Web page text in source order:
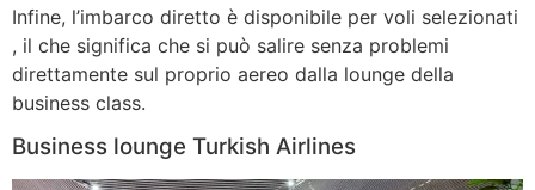
Infine, l’imbarco diretto è disponibile per voli selezionati
, il che significa che si può salire senza problemi
direttamente sul proprio aereo dalla lounge della
business class.
Business lounge Turkish Airlines